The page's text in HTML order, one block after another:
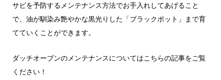
サビを予防するメンテナンス方法でお手入れしてあげること
で、油が馴染み艶やかな黒光りした「ブラックポット」まで育
てていくことができます。
ダッチオーブンのメンテナンスについてはこちらの記事をご覧
ください！